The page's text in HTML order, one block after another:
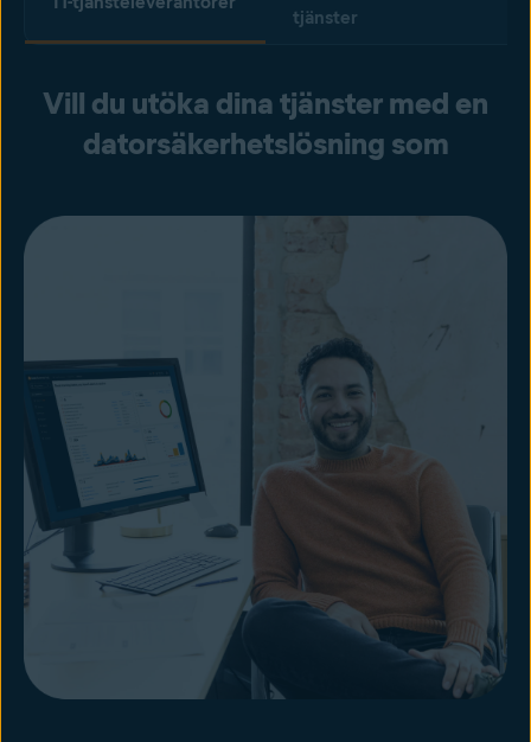
tjänster
Vill du utöka dina tjänster med en
datorsäkerhetslösning som